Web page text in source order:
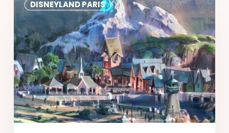
DISNEYLAND PARIS
of
Frozen
in
Disneyland®
Paris:
Alles
wat
je
moet
weten